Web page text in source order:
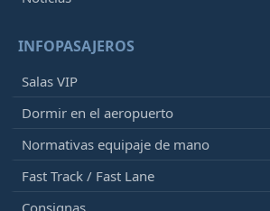
INFOPASAJEROS
Salas VIP
Dormir en el aeropuerto
Normativas equipaje de mano
Fast Track / Fast Lane